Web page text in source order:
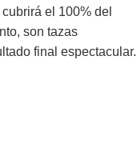
el 100% del
son tazas
final espectacular.